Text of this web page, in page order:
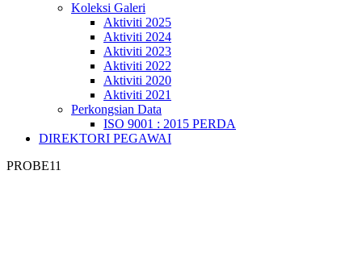
Koleksi Galeri
Aktiviti 2025
Aktiviti 2024
Aktiviti 2023
Aktiviti 2022
Aktiviti 2020
Aktiviti 2021
Perkongsian Data
ISO 9001 : 2015 PERDA
DIREKTORI PEGAWAI